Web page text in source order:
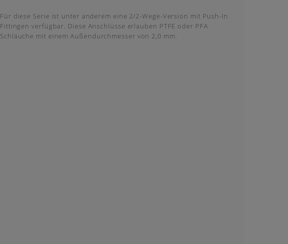
Für diese Serie ist unter anderem eine 2/2-Wege-Version mit Push-In
Fittingen verfügbar. Diese Anschlüsse erlauben PTFE oder PFA
Schläuche mit einem Außendurchmesser von 2,0 mm.